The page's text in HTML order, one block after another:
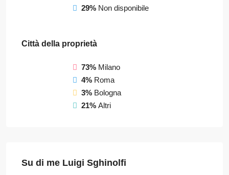
29% Non disponibile
Città della proprietà
73% Milano
4% Roma
3% Bologna
21% Altri
Su di me Luigi Sghinolfi